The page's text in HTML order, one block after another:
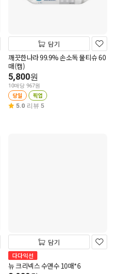
담기
깨끗한나라 99.9% 손소독 물티슈 60
매(캡)
5,800원
10매당 967원
당일 픽업
5.0 리뷰 5
담기
다다익선
뉴 크리넥스 수앤수 10매*6